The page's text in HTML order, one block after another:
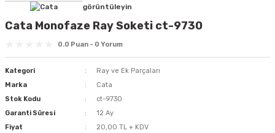
görüntüleyin
Cata Monofaze Ray Soketi ct-9730
0.0 Puan - 0 Yorum
Kategori
Ray ve Ek Parçaları
Marka
Cata
Stok Kodu
ct-9730
Garanti Süresi
12 Ay
Fiyat
20,00 TL + KDV